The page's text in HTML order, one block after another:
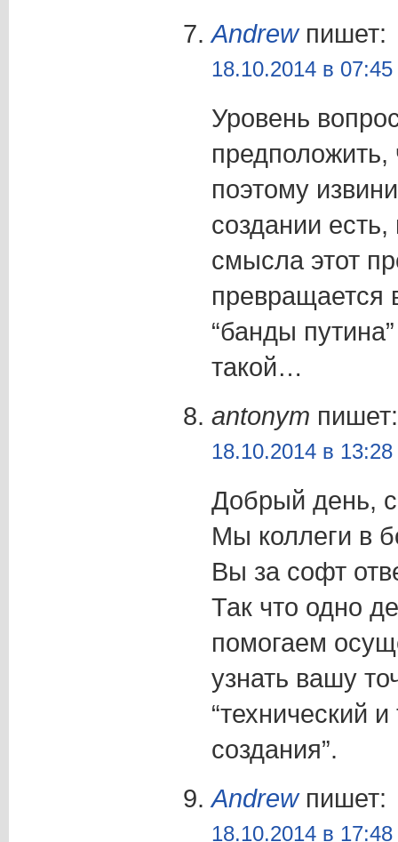
Andrewпишет:
18.10.2014 в 07:45
Уровень
поэтому
создании
смысла этот
превращается
“банды
такой…
antonym пишет:
18.10.2014 в 13:28
Добрый день,
Мы коллеги в
Вы за софт
Так что одно
помогаем
узнать вашу
“технический
создания”.
Andrewпишет:
18.10.2014 в 17:48